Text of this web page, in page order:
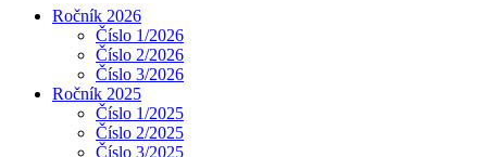
Ročník 2026
Číslo 1/2026
Číslo 2/2026
Číslo 3/2026
Ročník 2025
Číslo 1/2025
Číslo 2/2025
Číslo 3/2025